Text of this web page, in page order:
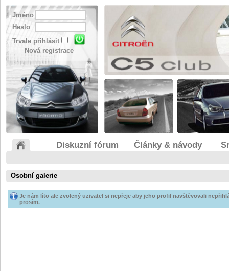
Jméno
Heslo
Trvale přihlásit
Nová registrace
Diskuzní fórum Články & návody
Osobní galerie
Je nám líto ale zvolený uzivatel si nepřeje aby jeho profil navštěvovali
prosím.